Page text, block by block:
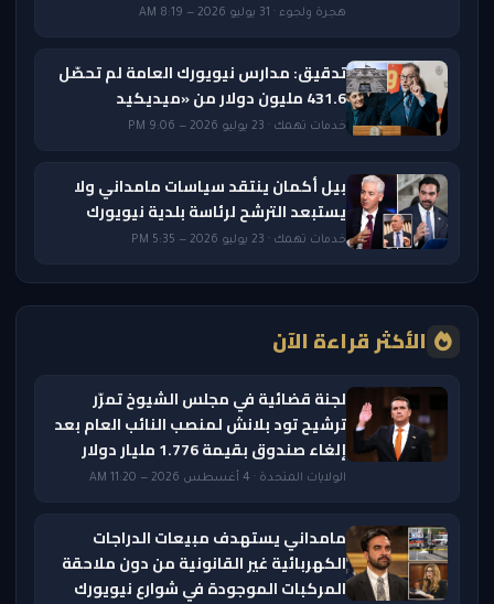
هجرة ولجوء · 31 يوليو 2026 — 8:19 AM
تدقيق: مدارس نيويورك العامة لم تحصّل
431.6 مليون دولار من «ميديكيد
خدمات تهمك · 23 يوليو 2026 — 9:06 PM
بيل أكمان ينتقد سياسات مامداني ولا
يستبعد الترشح لرئاسة بلدية نيويورك
خدمات تهمك · 23 يوليو 2026 — 5:35 PM
الأكثر قراءة الآن
لجنة قضائية في مجلس الشيوخ تمرّر
ترشيح تود بلانش لمنصب النائب العام بعد
إلغاء صندوق بقيمة 1.776 مليار دولار
الولايات المتحدة · 4 أغسطس 2026 — 11:20 AM
مامداني يستهدف مبيعات الدراجات
الكهربائية غير القانونية من دون ملاحقة
المركبات الموجودة في شوارع نيويورك